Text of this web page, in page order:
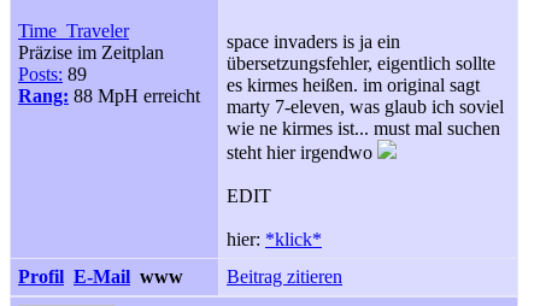
Time_Traveler
Präzise im Zeitplan
Posts: 89
Rang: 88 MpH erreicht
space invaders is ja ein
übersetzungsfehler, eigentlich sollte
es kirmes heißen. im original sagt
marty 7-eleven, was glaub ich soviel
wie ne kirmes ist... must mal suchen
steht hier irgendwo
EDIT
hier: *klick*
Profil E-Mail www Beitrag zitieren